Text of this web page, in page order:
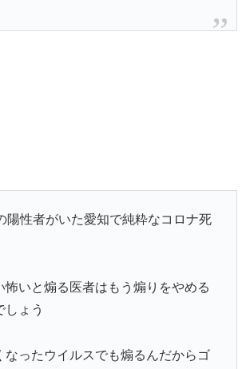
陽性者がいた愛知で純粋なコロナ死
怖いと煽る医者はもう煽りをやめる
しょう
なったウイルスでも煽るんだからゴ